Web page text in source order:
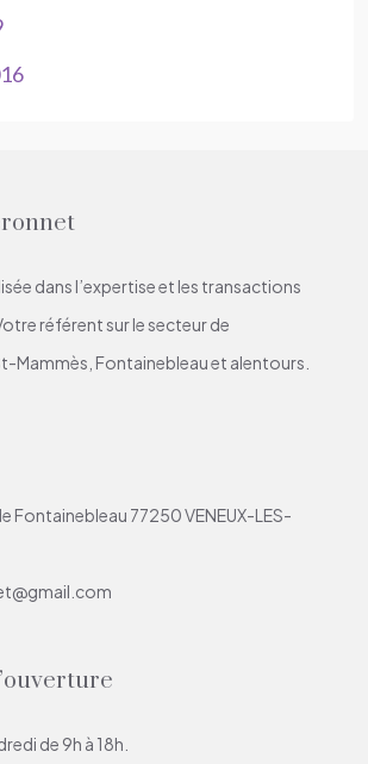
dans l’expertise et les transactions
référent sur le secteur de
Mammès, Fontainebleau et alentours.
Fontainebleau 77250 VENEUX-LES-
de 9h à 18h.